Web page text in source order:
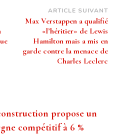
ARTICLE SUIVANT
Max Verstappen a qualifié
«l’héritier» de Lewis
Hamilton mais a mis en
garde contre la menace de
Charles Leclerc
propose un
compétitif à 6 %